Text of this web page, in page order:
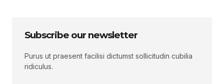
Subscribe our newsletter
Purus ut praesent facilisi dictumst sollicitudin cubilia
ridiculus.